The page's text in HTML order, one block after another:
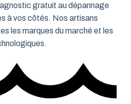
gratuit au dépannage
à vos côtés. Nos artisans
les marques du marché et les